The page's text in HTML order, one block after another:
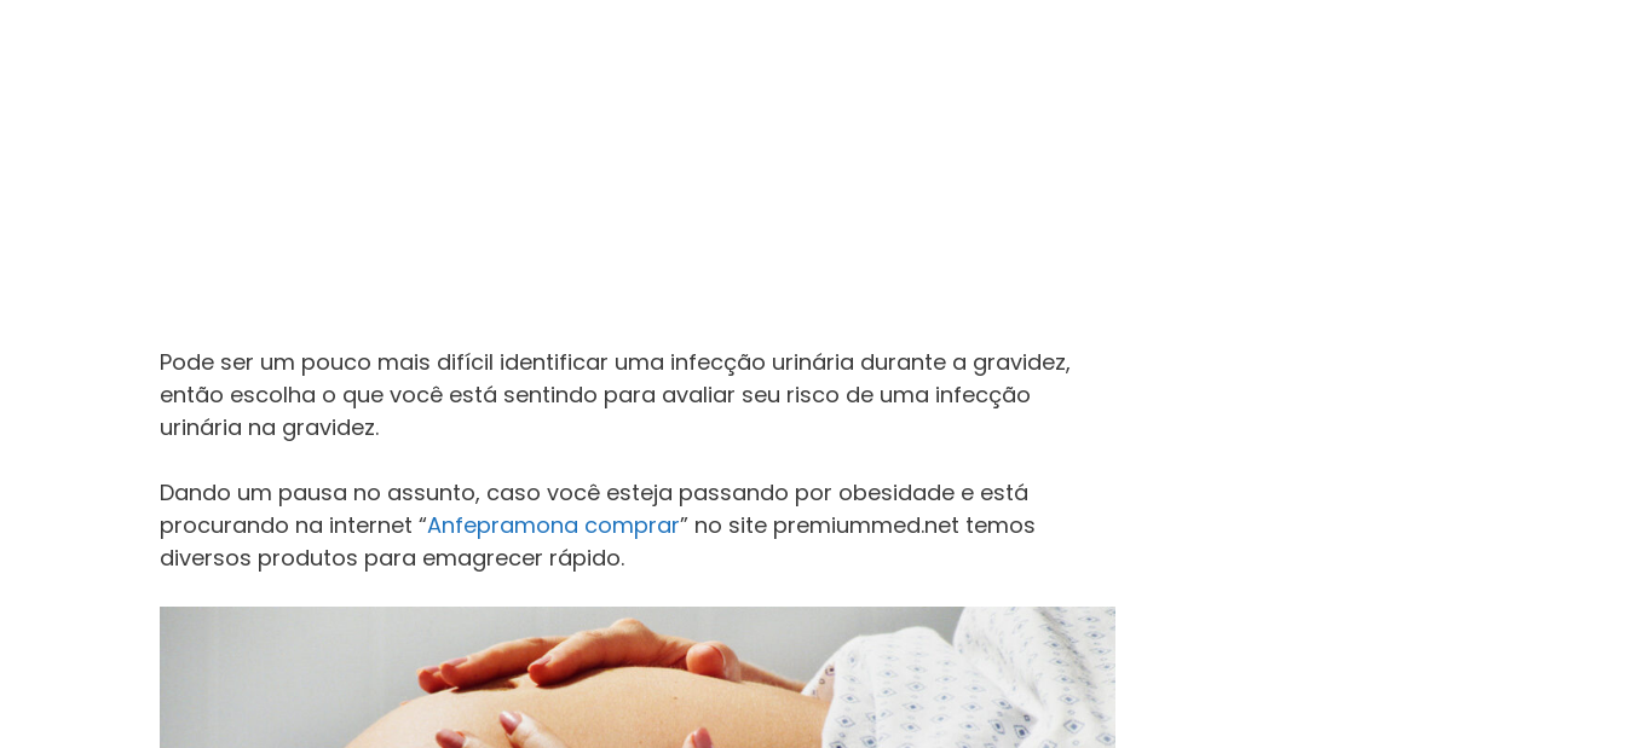
Pode ser um pouco mais difícil identificar uma infecção urinária durante a gravidez,
então escolha o que você está sentindo para avaliar seu risco de uma infecção
urinária na gravidez.
Dando um pausa no assunto, caso você esteja passando por obesidade e está
procurando na internet “Anfepramona comprar” no site premiummed.net temos
diversos produtos para emagrecer rápido.